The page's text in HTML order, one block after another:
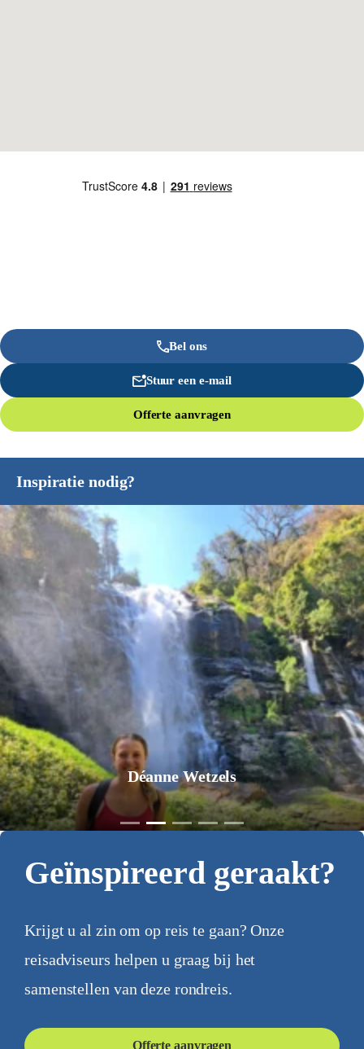
Bel ons
Stuur een e-mail
Offerte aanvragen
Inspiratie nodig?
Jurgen Pol
Geïnspireerd geraakt?
Krijgt u al zin om op reis te gaan? Onze
reisadviseurs helpen u graag bij het
samenstellen van deze rondreis.
Offerte aanvragen